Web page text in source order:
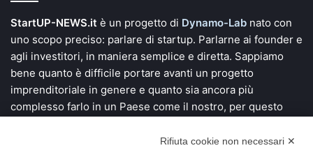
StartUP-NEWS.it è un progetto di Dynamo-Lab nato con
uno scopo preciso: parlare di startup. Parlarne ai founder e
agli investitori, in maniera semplice e diretta. Sappiamo
bene quanto è difficile portare avanti un progetto
imprenditoriale in genere e quanto sia ancora più
complesso farlo in un Paese come il nostro, per questo
denaro e una grande fetta di vita alla ricerca di soluzioni
Rifiuta cookie non necessari ✕